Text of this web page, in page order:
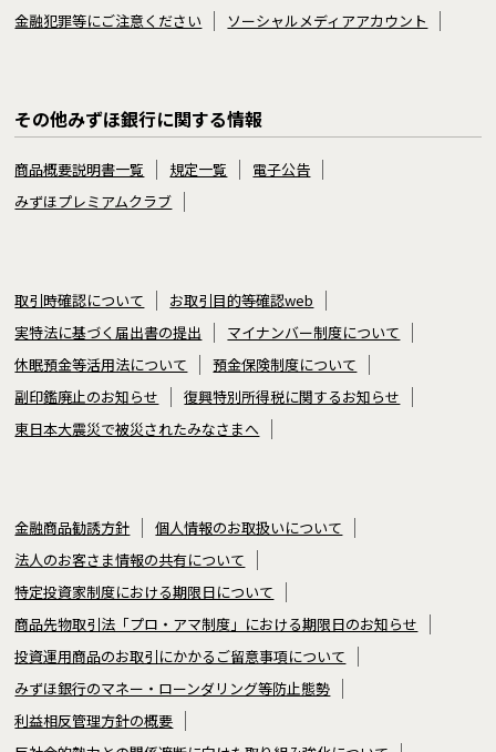
金融犯罪等にご注意ください
ソーシャルメディアアカウント
その他みずほ銀行に関する情報
商品概要説明書一覧 規定一覧
電子公告
みずほプレミアムクラブ
取引時確認について
お取引目的等確認web
実特法に基づく届出書の提出
マイナンバー制度について
休眠預金等活用法について
預金保険制度について
副印鑑廃止のお知らせ
復興特別所得税に関するお知らせ
東日本大震災で被災されたみなさまへ
金融商品勧誘方針
個人情報のお取扱いについて
法人のお客さま情報の共有について
特定投資家制度における期限日について
商品先物取引法「プロ・アマ制度」における期限日のお知らせ
投資運用商品のお取引にかかるご留意事項について
みずほ銀行のマネー・ローンダリング等防止態勢
利益相反管理方針の概要